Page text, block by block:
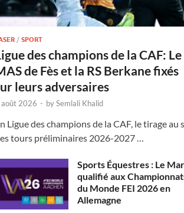
/SPORT
des champions de la CAF: Le
de Fès et la RS Berkane fixés
leurs adversaires
2026 - bySemlali Khalid
Ligue des champions de la CAF, le tirage au
tours préliminaires 2026-2027 …
Sports Équestres : Le
qualifié aux
du Monde FEI 2026 en
Allemagne